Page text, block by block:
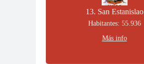
13. San Estanislao
Habitantes: 55.936
Más info